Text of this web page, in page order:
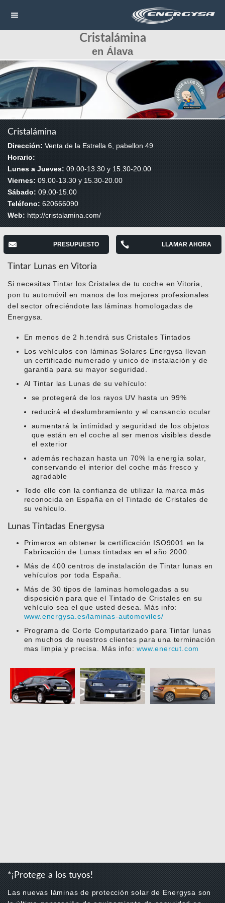
HOME
CONTACTAR
LLAMAR
Cristalámina
en Álava
Cristalámina
Dirección: Venta de la Estrella 6, pabellon 49
Horario:
Lunes a Jueves:09.00-13.30 y 15.30-20.00
Viernes:09.00-13.30 y 15.30-20.00
Sábado:09.00-15.00
Teléfono:620666090
Web:http://cristalamina.com/
PRESUPUESTO LLAMAR AHORA
Tintar Lunas en Vitoria
Si necesitas Tintar los Cristales de tu coche en Vitoria,
pon tu automóvil en manos de los mejores profesionales
del sector ofreciéndote las láminas homologadas de
Energysa.
En menos de 2 h.tendrá sus Cristales Tintados
Los vehículos con láminas Solares Energysa llevan
un certificado numerado y unico de instalación y de
garantía para su mayor seguridad.
Al Tintar las Lunas de su vehículo:
se protegerá de los rayos UV hasta un 99%
reducirá el deslumbramiento y el cansancio ocular
aumentará la intimidad y seguridad de los objetos
que están en el coche al ser menos visibles desde
el exterior
además rechazan hasta un 70% la energía solar,
conservando el interior del coche más fresco y
agradable
Todo ello con la confianza de utilizar la marca más
reconocida en España en el Tintado de Cristales de
su vehículo.
Lunas Tintadas Energysa
Primeros en obtener la certificación ISO9001 en la
Fabricación de Lunas tintadas en el año 2000.
Más de 400 centros de instalación de Tintar lunas en
vehículos por toda España.
Más de 30 tipos de laminas homologadas a su
disposición para que el Tintado de Cristales en su
vehículo sea el que usted desea. Más info:
www.energysa.es/laminas-automoviles/
Programa de Corte Computarizado para Tintar lunas
en muchos de nuestros clientes para una terminación
mas limpia y precisa. Más info:www.enercut.com
*¡Protege a los tuyos!
Las nuevas láminas de protección solar de Energysa son